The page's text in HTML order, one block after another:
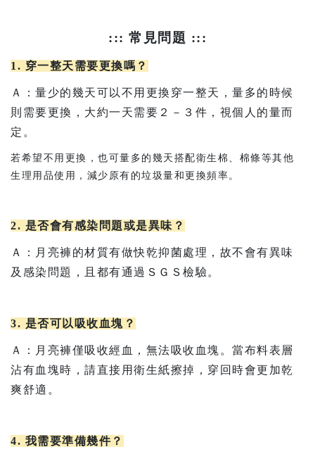
::: 常見問題 :::
1. 穿一整天需要更換嗎？
Ａ：量少的幾天可以不用更換穿一整天，量多的時候
則需要更換，大約一天需要２－３件，視個人的量而
定。
若希望不用更換，也可量多的幾天搭配衛生棉、棉條等其他
生理用品使用，減少原有的垃圾量和更換頻率。
2. 是否會有感染問題或是異味？
Ａ：月亮褲的材質有做快乾抑菌處理，故不會有異味
及感染問題，且都有通過ＳＧＳ檢驗。
3. 是否可以吸收血塊？
Ａ：月亮褲僅吸收經血，無法吸收血塊。當布料表層
沾有血塊時，請直接用衛生紙擦掉，穿回時會更加乾
爽舒適。
4. 我需要準備幾件？